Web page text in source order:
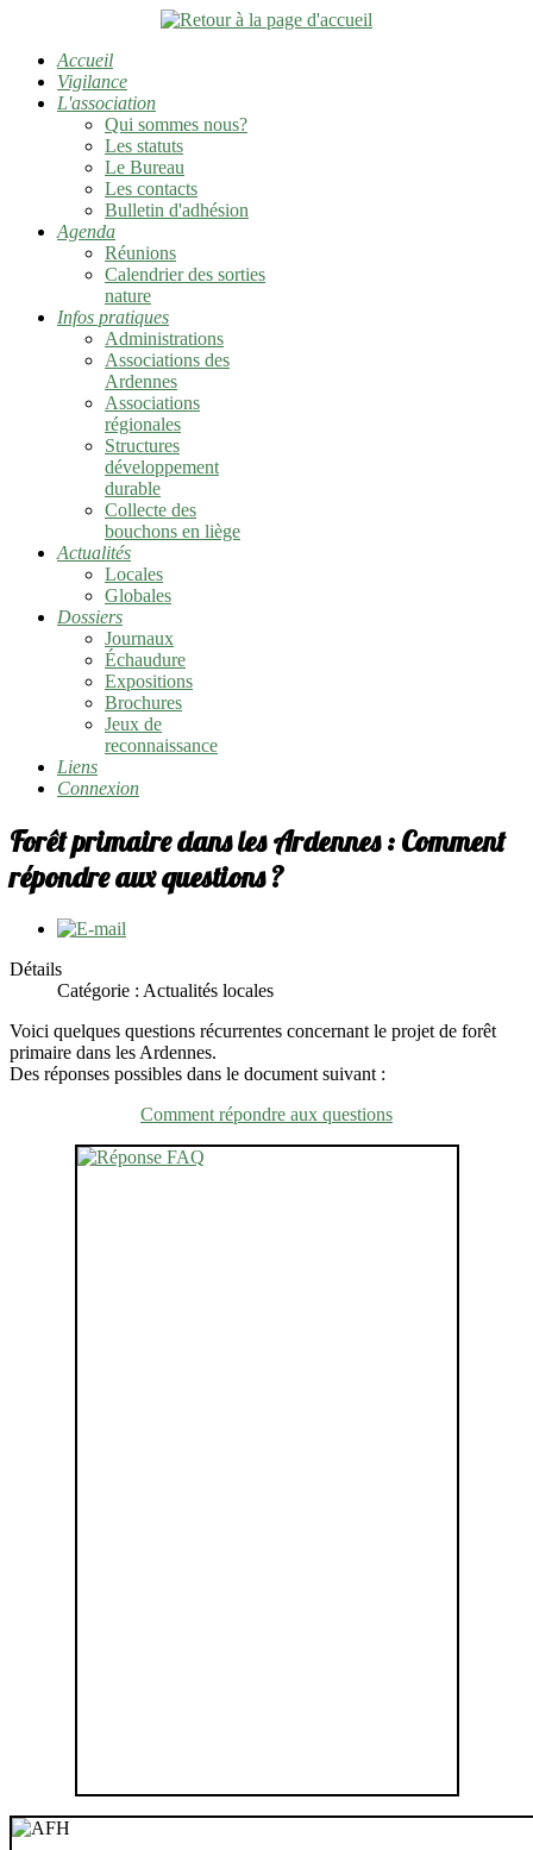
Accueil
Vigilance
L'association
Qui sommes nous?
Les statuts
Le Bureau
Les contacts
Bulletin d'adhésion
Agenda
Réunions
Calendrier des sorties
nature
Infos pratiques
Administrations
Associations des
Ardennes
Associations
régionales
Structures
développement
durable
Collecte des
bouchons en liège
Actualités
Locales
Globales
Dossiers
Journaux
Échaudure
Expositions
Brochures
Jeux de
reconnaissance
Liens
Connexion
Forêt primaire dans les Ardennes : Comment
répondre aux questions ?
Détails
Catégorie : Actualités locales
Voici quelques questions récurrentes concernant le projet de forêt
primaire dans les Ardennes.
Des réponses possibles dans le document suivant :
Comment répondre aux questions